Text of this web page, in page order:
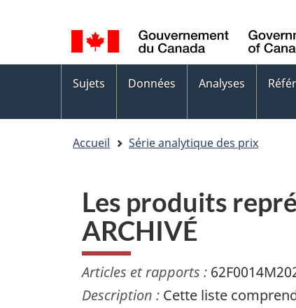
de
la
langue
Language
switcher
Menus
des
sujets
Sujets Données Analyses
Accueil Série analytique des prix
Les produits
ARCHIVÉ
Articles et rapports :
Description : Cette liste